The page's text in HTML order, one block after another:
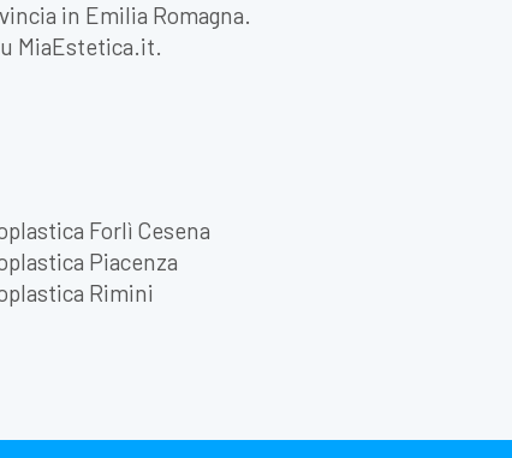
in Emilia Romagna.
MiaEstetica.it.
Forlì Cesena
Piacenza
Rimini